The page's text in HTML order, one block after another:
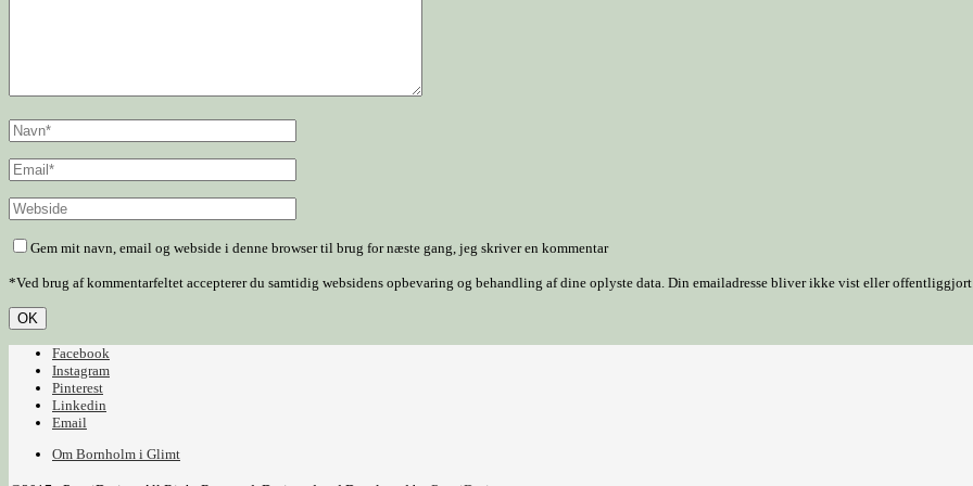
Gem mit navn, email og webside i denne browser til brug for næste gang, jeg skriver en kommentar
*Ved brug af kommentarfeltet accepterer du samtidig websidens opbevaring og behandling af dine oplyste data. Din emailadresse bliver ikke vist eller
Facebook
Instagram
Pinterest
Linkedin
Email
Om Bornholm i Glimt